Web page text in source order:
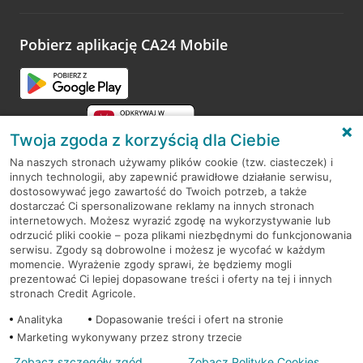
opinie.
Pobierz aplikację CA24 Mobile
RODO
Regulamin serwisu
Mapa serwisu
PolitykaCookies
Twoja zgoda z korzyścią dla Ciebie
Na naszych stronach używamy plików cookie (tzw. ciasteczek) i
innych technologii, aby zapewnić prawidłowe działanie serwisu,
dostosowywać jego zawartość do Twoich potrzeb, a także
dostarczać Ci spersonalizowane reklamy na innych stronach
internetowych. Możesz wyrazić zgodę na wykorzystywanie lub
odrzucić pliki cookie – poza plikami niezbędnymi do funkcjonowania
serwisu. Zgody są dobrowolne i możesz je wycofać w każdym
momencie. Wyrażenie zgody sprawi, że będziemy mogli
prezentować Ci lepiej dopasowane treści i oferty na tej i innych
stronach Credit Agricole.
Analityka
Dopasowanie treści i ofert na stronie
Marketing wykonywany przez strony trzecie